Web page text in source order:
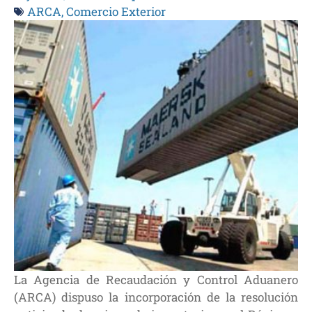
ARCA,Comercio Exterior
La Agencia de Recaudación y Control Aduanero
(ARCA) dispuso la incorporación de la resolución